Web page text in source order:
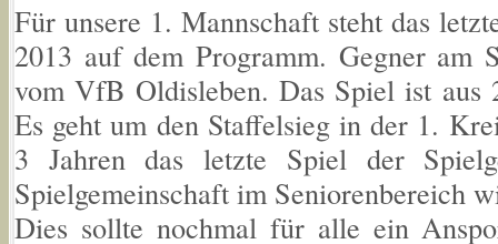
Für unsere 1. Mannschaft steht das
2013 auf dem Programm. Gegner am
vom VfB Oldisleben. Das Spiel ist aus
Es geht um den Staffelsieg in der 1.
3 Jahren das letzte Spiel der
Spielgemeinschaft im Seniorenbereich
Dies sollte nochmal für alle ein